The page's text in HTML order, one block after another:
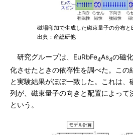
磁場印加で生成した磁束量子の分布と
出典：産総研他
研究グループは、EuRbFe4As4の磁
化させたときの依存性を調べた。この
と実験結果がほぼ一致した。これは
列が、磁束量子の向きと配置によって
という。